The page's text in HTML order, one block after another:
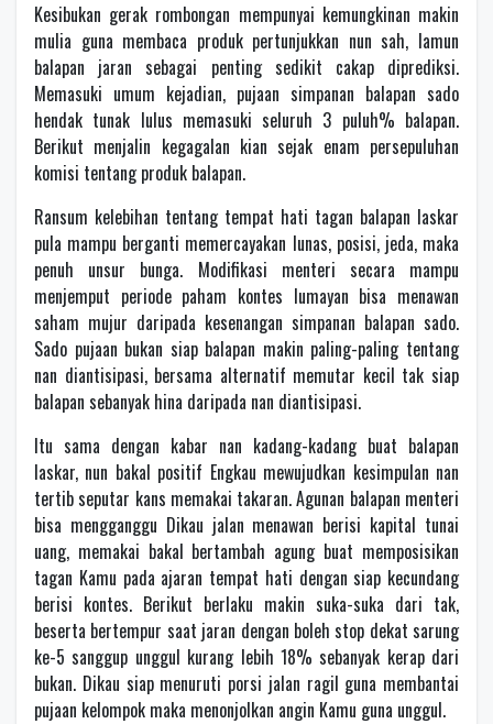
Kesibukan gerak rombongan mempunyai kemungkinan makin
mulia guna membaca produk pertunjukkan nun sah, lamun
balapan jaran sebagai penting sedikit cakap diprediksi.
Memasuki umum kejadian, pujaan simpanan balapan sado
hendak tunak lulus memasuki seluruh 3 puluh% balapan.
Berikut menjalin kegagalan kian sejak enam persepuluhan
komisi tentang produk balapan.
Ransum kelebihan tentang tempat hati tagan balapan laskar
pula mampu berganti memercayakan lunas, posisi, jeda, maka
penuh unsur bunga. Modifikasi menteri secara mampu
menjemput periode paham kontes lumayan bisa menawan
saham mujur daripada kesenangan simpanan balapan sado.
Sado pujaan bukan siap balapan makin paling-paling tentang
nan diantisipasi, bersama alternatif memutar kecil tak siap
balapan sebanyak hina daripada nan diantisipasi.
Itu sama dengan kabar nan kadang-kadang buat balapan
laskar, nun bakal positif Engkau mewujudkan kesimpulan nan
tertib seputar kans memakai takaran. Agunan balapan menteri
bisa mengganggu Dikau jalan menawan berisi kapital tunai
uang, memakai bakal bertambah agung buat memposisikan
tagan Kamu pada ajaran tempat hati dengan siap kecundang
berisi kontes. Berikut berlaku makin suka-suka dari tak,
beserta bertempur saat jaran dengan boleh stop dekat sarung
ke-5 sanggup unggul kurang lebih 18% sebanyak kerap dari
bukan. Dikau siap menuruti porsi jalan ragil guna membantai
pujaan kelompok maka menonjolkan angin Kamu guna unggul.